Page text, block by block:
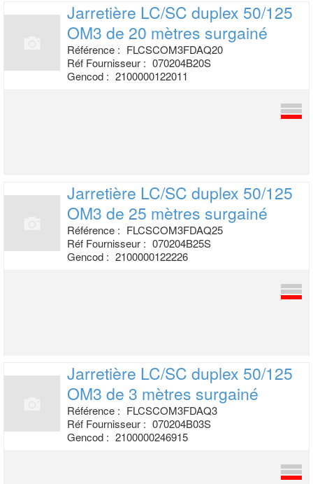
Jarretière LC/SC duplex 50/125
OM3 de 20 mètres surgainé
Référence : FLCSCOM3FDAQ20
Réf Fournisseur : 070204B20S
Gencod : 2100000122011
Jarretière LC/SC duplex 50/125
OM3 de 25 mètres surgainé
Référence : FLCSCOM3FDAQ25
Réf Fournisseur : 070204B25S
Gencod : 2100000122226
Jarretière LC/SC duplex 50/125
OM3 de 3 mètres surgainé
Référence : FLCSCOM3FDAQ3
Réf Fournisseur : 070204B03S
Gencod : 2100000246915